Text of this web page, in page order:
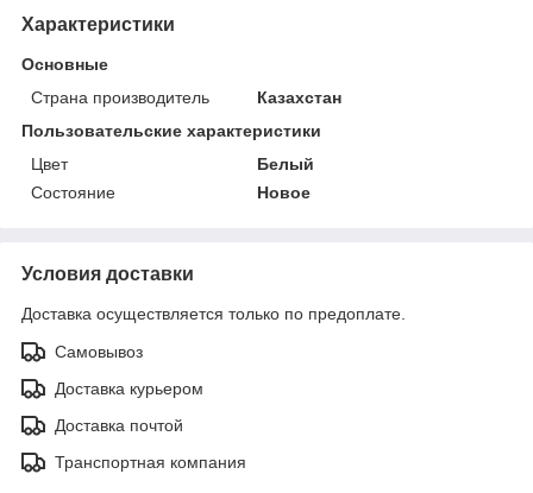
Характеристики
Основные
Страна производитель
Казахстан
Пользовательские характеристики
Цвет
Белый
Состояние
Новое
Условия доставки
Доставка осуществляется только по предоплате.
Самовывоз
Доставка курьером
Доставка почтой
Транспортная компания